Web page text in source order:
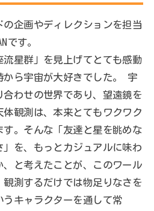
企画やディレクションを担当
です。
星群」を見上げてとても感動
から宇宙が大好きでした。 宇
わせの世界であり、望遠鏡を
観測は、本来とてもワクワク
す。そんな「友達と星を眺めな
を、もっとカジュアルに味わ
、と考えたことが、このワール
観測するだけでは物足りなさを
キャラクターを通して常